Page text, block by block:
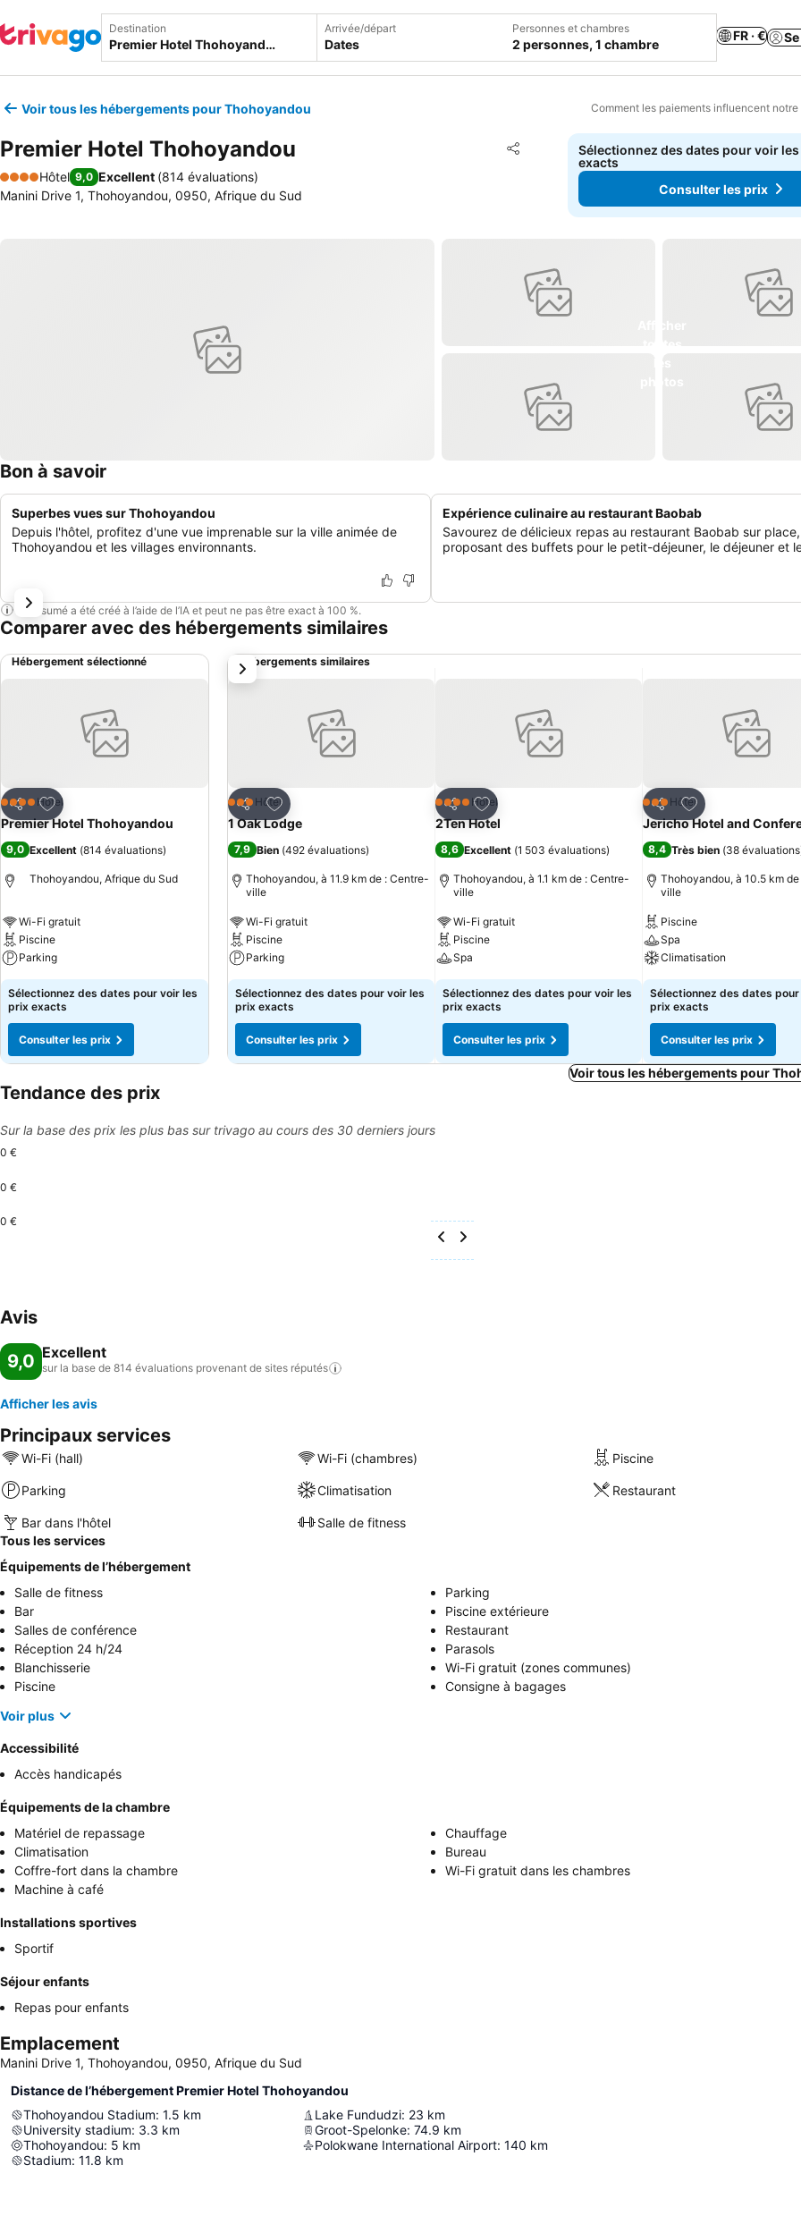
Destination Arrivée/départ
Dates
Personnes et chambres
2 personnes, 1 chambre
FR · €
Voir tous les hébergements pour Thohoyandou Comment les paiements influencent
Premier Hotel Thohoyandou Partager
Ajouter à mes favoris
4 Étoiles
Hôtel 9,0 Excellent (814 évaluations)
Manini Drive 1, Thohoyandou, 0950, Afrique du Sud
Sélectionnez des dates pour voir
exacts
Consulter les prix
Bon à savoir
Superbes vues sur Thohoyandou
Depuis l'hôtel, profitez d'une vue imprenable sur la ville animée de
Thohoyandou et les villages environnants.
Expérience culinaire au restaurant Baobab
Savourez de délicieux repas au restaurant Baobab sur place,
proposant des buffets pour le petit-déjeuner, le déjeuner et
Ce résumé a été créé à l’aide de l’IA et peut ne pas être exact à 100 %.
Comparer avec des hébergements similaires
Hébergement sélectionné
Partager
Ajouter à mes favoris
4 ÉtoilesHôtel
Premier Hotel Thohoyandou
9,0 Excellent (814 évaluations)
Thohoyandou, Afrique du Sud
Wi-Fi gratuit
Piscine
Parking
Sélectionnez des dates pour voir les
prix exacts
Consulter les prix
Hébergements similaires
Partager
Ajouter à mes favoris
3 ÉtoilesHôtel
1 Oak Lodge
7,9 Bien (492 évaluations)
Thohoyandou, à 11.9 km de : Centre-
ville
Wi-Fi gratuit
Piscine
Parking
Sélectionnez des dates pour voir les
prix exacts
Consulter les prix
Partager
Ajouter à mes favoris
4 ÉtoilesHôtel
2Ten Hotel
8,6 Excellent (1 503 évaluations)
Thohoyandou, à 1.1 km de : Centre-
ville
Wi-Fi gratuit
Piscine
Spa
Sélectionnez des dates pour voir les
prix exacts
Consulter les prix
Partager
Ajouter à mes
3 ÉtoilesHôtel
Jericho Hotel and
8,4 Très bien (38 évaluations
Thohoyandou, à 10.5 km
ville
Piscine
Spa
Climatisation
Sélectionnez des dates pour
prix exacts
Consulter les prix
suivant
Voir tous les hébergements pour
Tendance des prix
Sur la base des prix les plus bas sur trivago au cours des 30 derniers jours
0 €
0 €
0 €
Avis
9,0 Excellent
sur la base de 814 évaluations provenant de sites réputés
Afficher les avis
Principaux services
Wi-Fi (hall) Wi-Fi (chambres) Piscine
Parking Climatisation Restaurant
Bar dans l'hôtel
Salle de fitness
Tous les services
Équipements de l’hébergement
Salle de fitness
Parking
Bar
Piscine extérieure
Salles de conférence
Restaurant
Réception 24 h/24
Parasols
Blanchisserie
Wi-Fi gratuit (zones communes)
Piscine
Consigne à bagages
Voir plus
Accessibilité
Accès handicapés
Équipements de la chambre
Matériel de repassage
Chauffage
Climatisation
Bureau
Coffre-fort dans la chambre
Wi-Fi gratuit dans les chambres
Machine à café
Installations sportives
Sportif
Séjour enfants
Repas pour enfants
Emplacement
Manini Drive 1, Thohoyandou, 0950, Afrique du Sud
Distance de l’hébergement Premier Hotel Thohoyandou
Thohoyandou Stadium: 1.5 km
University stadium: 3.3 km
Thohoyandou: 5 km
Stadium: 11.8 km
Lake Fundudzi: 23 km
Groot-Spelonke: 74.9 km
Polokwane International Airport: 140 km